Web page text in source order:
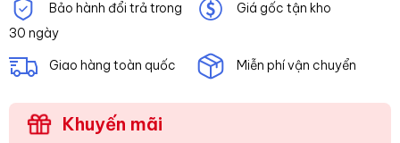
Bảo hành đổi trả trong
30 ngày
Giá gốc tận kho
Giao hàng toàn quốc Miễn phí vận chuyển
Khuyến mãi